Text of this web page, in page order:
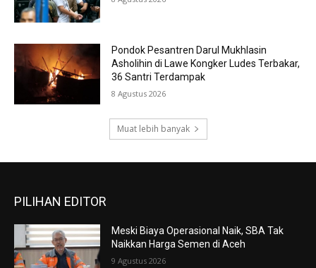
Pondok Pesantren Darul Mukhlasin
Asholihin di Lawe Kongker Ludes Terbakar,
36 Santri Terdampak
8 Agustus 2026
Muat lebih banyak
PILIHAN EDITOR
Meski Biaya Operasional Naik, SBA Tak
Naikkan Harga Semen di Aceh
9 Agustus 2026